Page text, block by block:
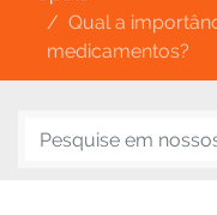
Qual a
medicamentos?